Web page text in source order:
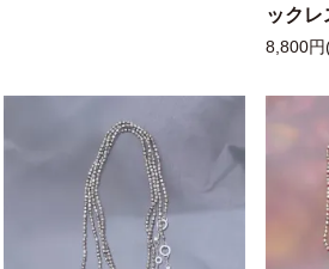
ックレ
8,800